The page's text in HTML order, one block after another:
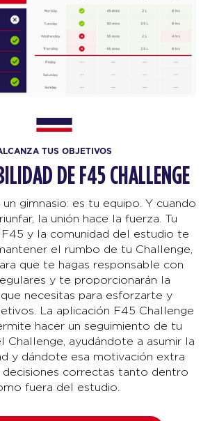
TUS OBJETIVOS
DE F45 CHALLENGE
gimnasio: es tu equipo. Y cuando
la unión hace la fuerza. Tu
y la comunidad del estudio te
el rumbo de tu Challenge,
que te hagas responsable con
y te proporcionarán la
necesitas para esforzarte y
La aplicación F45 Challenge
hacer un seguimiento de tu
Challenge, ayudándote a asumir la
y dándote esa motivación extra
decisiones correctas tanto dentro
fuera del estudio.